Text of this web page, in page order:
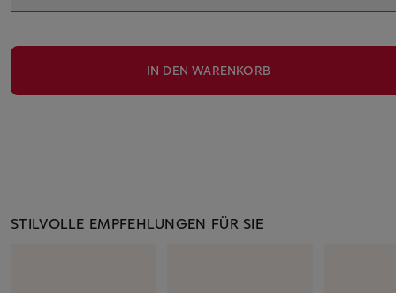
IN DEN WARENKORB
STILVOLLE EMPFEHLUNGEN FÜR SIE